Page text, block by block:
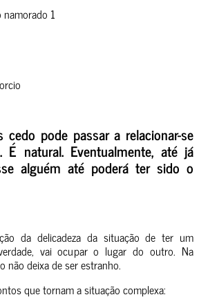
pode passar a relacionar-se
natural. Eventualmente, até já
alguém até poderá ter sido o
da delicadeza da situação de ter um
vai ocupar o lugar do outro. Na
não deixa de ser estranho.
que tornam a situação complexa: